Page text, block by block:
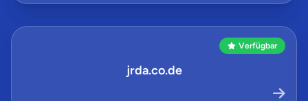
Verfügbar
jrda.co.de